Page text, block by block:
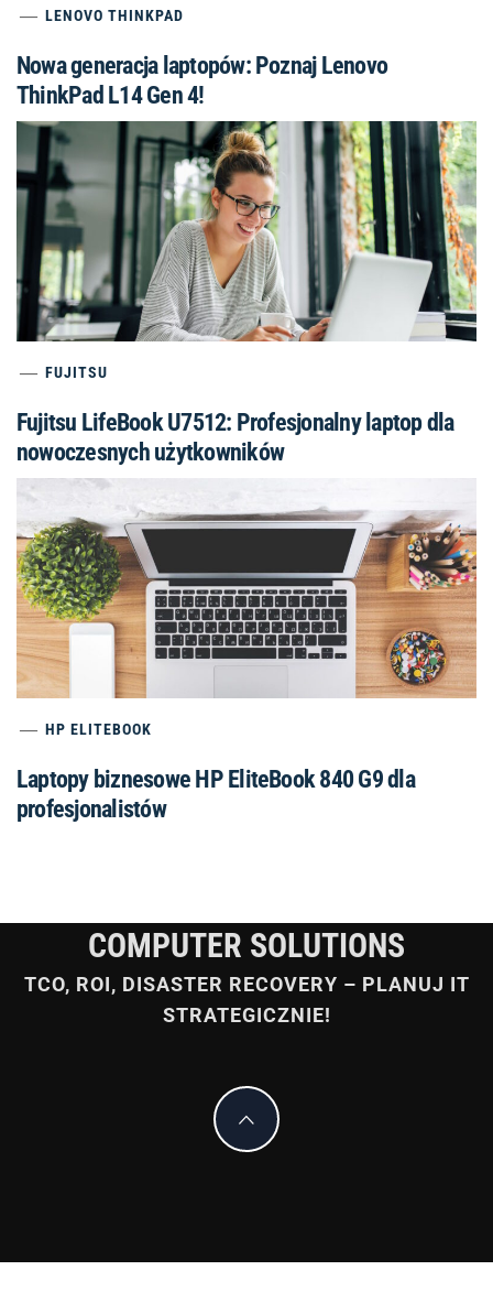
LENOVO THINKPAD
Nowa generacja laptopów: Poznaj Lenovo
ThinkPad L14 Gen 4!
FUJITSU
Fujitsu LifeBook U7512: Profesjonalny laptop dla
nowoczesnych użytkowników
HP ELITEBOOK
Laptopy biznesowe HP EliteBook 840 G9 dla
profesjonalistów
COMPUTER SOLUTIONS
TCO, ROI, DISASTER RECOVERY – PLANUJ IT
STRATEGICZNIE!